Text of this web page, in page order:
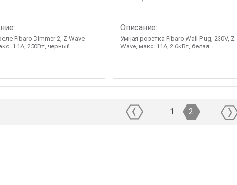
Fibaro Dimmer 2, Z-Wave,
1.1А, 250Вт, черный...
Описание:
Умная розетка Fibaro Wall Plug, 230V, Z-
Wave, макс. 11А, 2.6кВт, белая...
1 2